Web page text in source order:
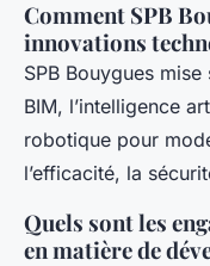
Comment SPB
innovations
SPB Bouygues
BIM, l’intelligence
robotique pour
l’efficacité, la
Quels sont les
en matière de